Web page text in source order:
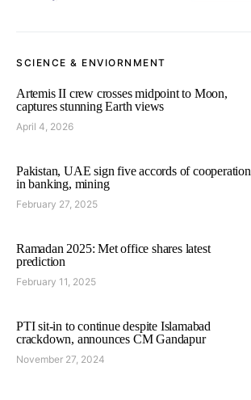
SCIENCE & ENVIORNMENT
Artemis II crew crosses midpoint to Moon,
captures stunning Earth views
April 4, 2026
Pakistan, UAE sign five accords of cooperation
in banking, mining
February 27, 2025
Ramadan 2025: Met office shares latest
prediction
February 11, 2025
PTI sit-in to continue despite Islamabad
crackdown, announces CM Gandapur
November 27, 2024